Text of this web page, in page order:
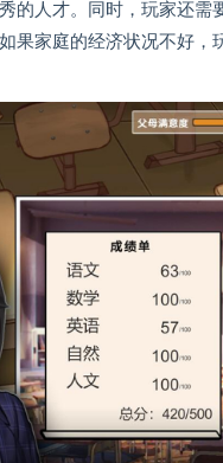
的人才。同时，玩家还需
果家庭的经济状况不好